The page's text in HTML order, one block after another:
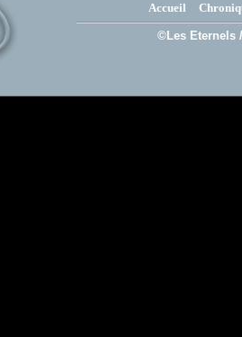
Accueil
©Les Eternels